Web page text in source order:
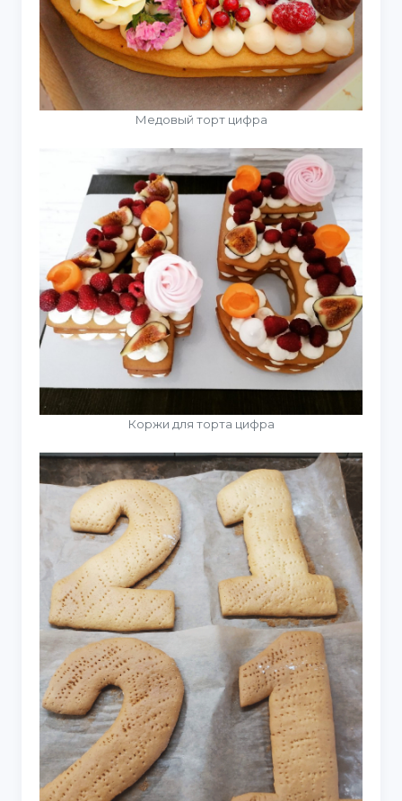
Медовый торт цифра
Коржи для торта цифра